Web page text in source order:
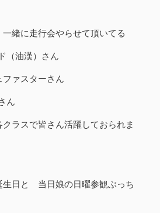
緒に走行会やらせて頂いてる
（油漢）さん
ファスターさん
ん
ラスで皆さん活躍しておられま
生日と 当日娘の日曜参観ぶっち